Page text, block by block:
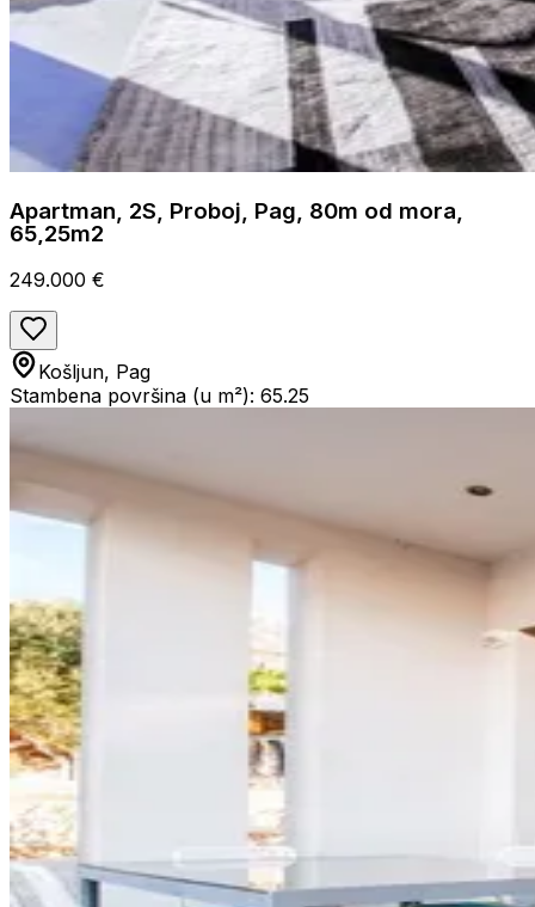
Apartman, 2S, Proboj, Pag, 80m od mora,
65,25m2
249.000 €
Košljun, Pag
Stambena površina (u m²): 65.25